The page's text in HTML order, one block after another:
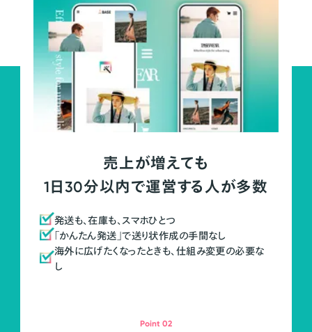
売上が増えても
1日30分以内で運営する人が多数
発送も、在庫も、スマホひとつ
「かんたん発送」で送り状作成の手間なし
海外に広げたくなったときも、仕組み変更の必要な
し
Point 02